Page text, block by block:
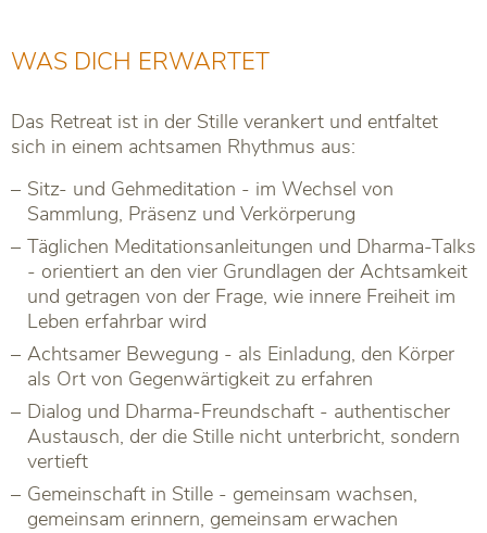
WAS DICH ERWARTET
Das Retreat ist in der Stille verankert und entfaltet
sich in einem achtsamen Rhythmus aus:
Sitz- und Gehmeditation - im Wechsel von
Sammlung, Präsenz und Verkörperung
Täglichen Meditationsanleitungen und Dharma-Talks
- orientiert an den vier Grundlagen der Achtsamkeit
und getragen von der Frage, wie innere Freiheit im
Leben erfahrbar wird
Achtsamer Bewegung - als Einladung, den Körper
als Ort von Gegenwärtigkeit zu erfahren
Dialog und Dharma-Freundschaft - authentischer
Austausch, der die Stille nicht unterbricht, sondern
vertieft
Gemeinschaft in Stille - gemeinsam wachsen,
gemeinsam erinnern, gemeinsam erwachen